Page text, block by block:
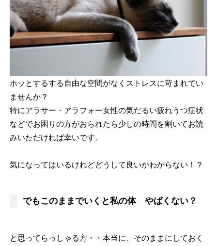
ホッとするする自由な空間がなくストレスに苛まれてい
ませんか？
特にアラサー・アラフォー女性の気だるい疲れうつ症状
などでお困りの方がおられたら少しの時間を割いてお読
みいただければ幸いです。
気になってはいるけれどどうして良いかわからない！？
でもこのままでいくと私の体 やばくない？
と思ってらっしゃる方・・本当に、そのままにしておく